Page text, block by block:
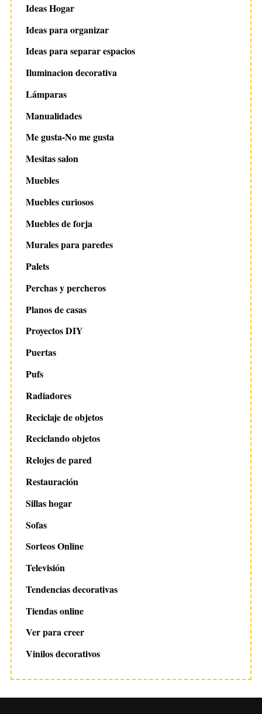
Ideas Hogar
Ideas para organizar
Ideas para separar espacios
Iluminacion decorativa
Lámparas
Manualidades
Me gusta-No me gusta
Mesitas salon
Muebles
Muebles curiosos
Muebles de forja
Murales para paredes
Palets
Perchas y percheros
Planos de casas
Proyectos DIY
Puertas
Pufs
Radiadores
Reciclaje de objetos
Reciclando objetos
Relojes de pared
Restauración
Sillas hogar
Sofas
Sorteos Online
Televisión
Tendencias decorativas
Tiendas online
Ver para creer
Vinilos decorativos